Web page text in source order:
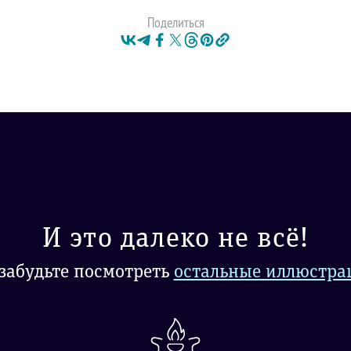
Поделиться
И это далеко не всё!
посмотреть остальные